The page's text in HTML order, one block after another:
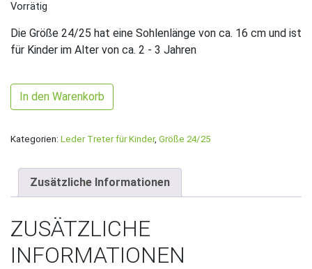
Vorrätig
Die Größe 24/25 hat eine Sohlenlänge von ca. 16 cm und ist
für Kinder im Alter von ca. 2 - 3 Jahren
Gr. 24/25 Hellblau/Grau mit Traktor Band Menge
In den Warenkorb
Kategorien: Leder Treter für Kinder, Größe 24/25
Zusätzliche Informationen
ZUSÄTZLICHE
INFORMATIONEN